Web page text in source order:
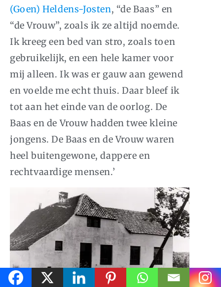
(Goen) Heldens-Josten, “de Baas” en
“de Vrouw”, zoals ik ze altijd noemde.
Ik kreeg een bed van stro, zoals toen
gebruikelijk, en een hele kamer voor
mij alleen. Ik was er gauw aan gewend
en voelde me echt thuis. Daar bleef ik
tot aan het einde van de oorlog. De
Baas en de Vrouw hadden twee kleine
jongens. De Baas en de Vrouw waren
heel buitengewone, dappere en
rechtvaardige mensen.’